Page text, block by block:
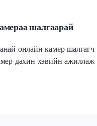
шалгаарай
онлайн камер
дахин хэвийн ажиллаж